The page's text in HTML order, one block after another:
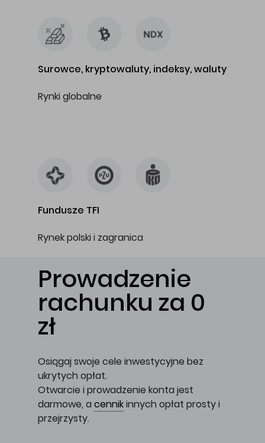
Surowce, kryptowaluty, indeksy, waluty
Rynki globalne
Fundusze TFI
Rynek polski i zagranica
Prowadzenie
rachunku za 0
zł
Osiągaj swoje cele inwestycyjne bez
ukrytych opłat.
Otwarcie i prowadzenie konta jest
darmowe, a cennikinnych opłat prosty i
przejrzysty.